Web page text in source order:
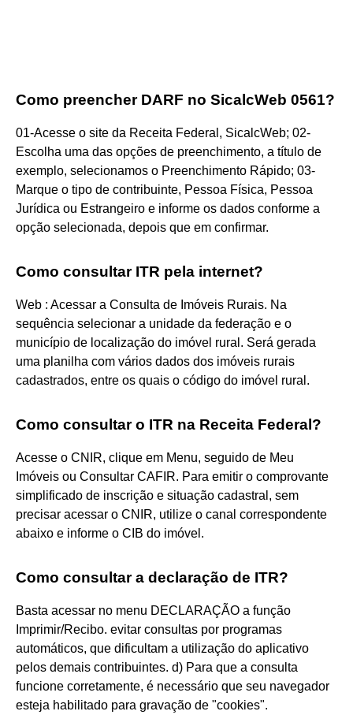
Como preencher DARF no SicalcWeb 0561?
01-Acesse o site da Receita Federal, SicalcWeb; 02-
Escolha uma das opções de preenchimento, a título de
exemplo, selecionamos o Preenchimento Rápido; 03-
Marque o tipo de contribuinte, Pessoa Física, Pessoa
Jurídica ou Estrangeiro e informe os dados conforme a
opção selecionada, depois que em confirmar.
Como consultar ITR pela internet?
Web : Acessar a Consulta de Imóveis Rurais. Na
sequência selecionar a unidade da federação e o
município de localização do imóvel rural. Será gerada
uma planilha com vários dados dos imóveis rurais
cadastrados, entre os quais o código do imóvel rural.
Como consultar o ITR na Receita Federal?
Acesse o CNIR, clique em Menu, seguido de Meu
Imóveis ou Consultar CAFIR. Para emitir o comprovante
simplificado de inscrição e situação cadastral, sem
precisar acessar o CNIR, utilize o canal correspondente
abaixo e informe o CIB do imóvel.
Como consultar a declaração de ITR?
Basta acessar no menu DECLARAÇÃO a função
Imprimir/Recibo. evitar consultas por programas
automáticos, que dificultam a utilização do aplicativo
pelos demais contribuintes. d) Para que a consulta
funcione corretamente, é necessário que seu navegador
esteja habilitado para gravação de "cookies".